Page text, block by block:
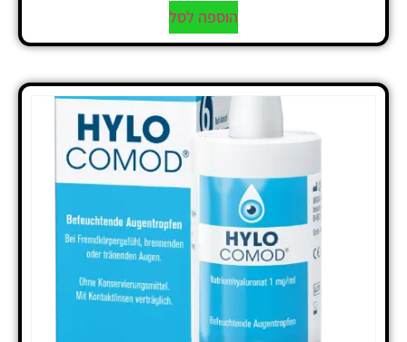
הוספה לסל